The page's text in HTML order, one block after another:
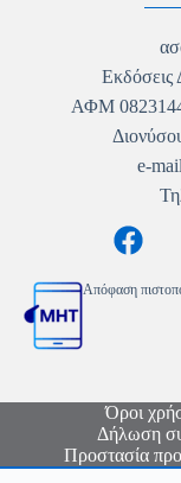
ΑΦΜ
e-
Απόφαση
Όροι
Δήλωση
Προστασία